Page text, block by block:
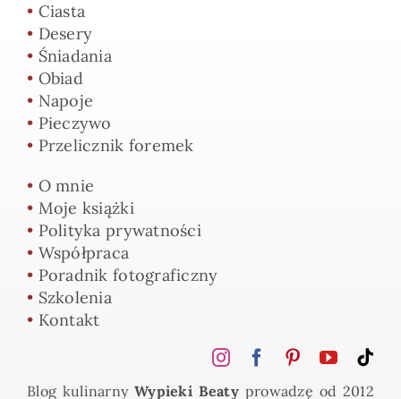
• Ciasta
• Desery
• Śniadania
• Obiad
• Napoje
• Pieczywo
• Przelicznik foremek
• O mnie
• Moje książki
• Polityka prywatności
• Współpraca
• Poradnik fotograficzny
• Szkolenia
• Kontakt
Blog kulinarny Wypieki Beaty prowadzę od 2012